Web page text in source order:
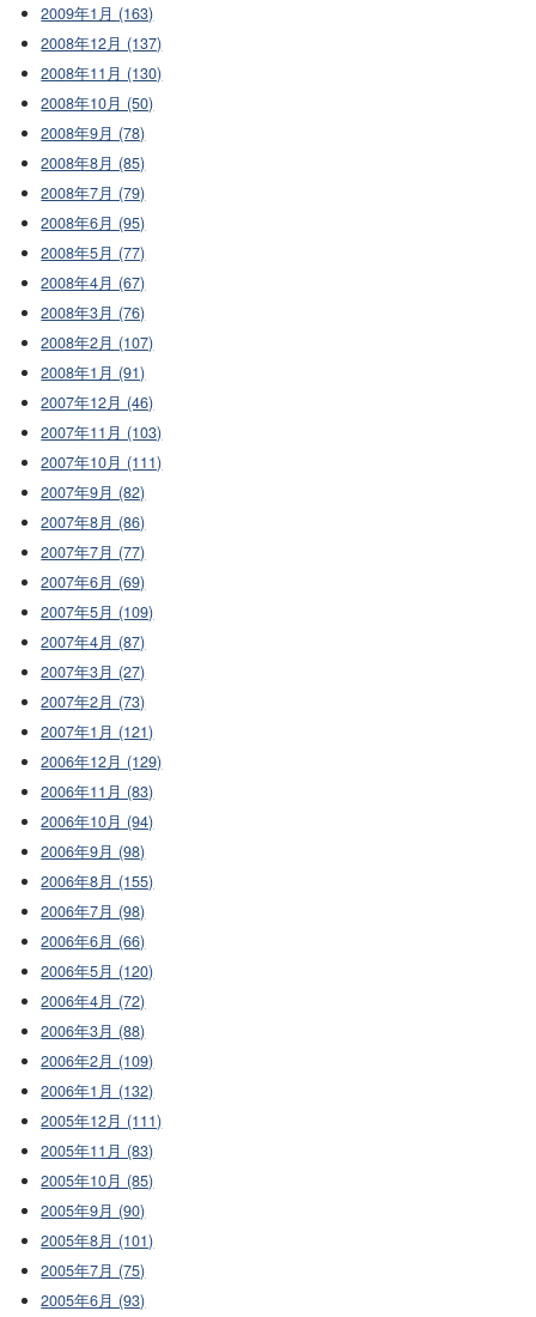
2009年1月 (163)
2008年12月 (137)
2008年11月 (130)
2008年10月 (50)
2008年9月 (78)
2008年8月 (85)
2008年7月 (79)
2008年6月 (95)
2008年5月 (77)
2008年4月 (67)
2008年3月 (76)
2008年2月 (107)
2008年1月 (91)
2007年12月 (46)
2007年11月 (103)
2007年10月 (111)
2007年9月 (82)
2007年8月 (86)
2007年7月 (77)
2007年6月 (69)
2007年5月 (109)
2007年4月 (87)
2007年3月 (27)
2007年2月 (73)
2007年1月 (121)
2006年12月 (129)
2006年11月 (83)
2006年10月 (94)
2006年9月 (98)
2006年8月 (155)
2006年7月 (98)
2006年6月 (66)
2006年5月 (120)
2006年4月 (72)
2006年3月 (88)
2006年2月 (109)
2006年1月 (132)
2005年12月 (111)
2005年11月 (83)
2005年10月 (85)
2005年9月 (90)
2005年8月 (101)
2005年7月 (75)
2005年6月 (93)